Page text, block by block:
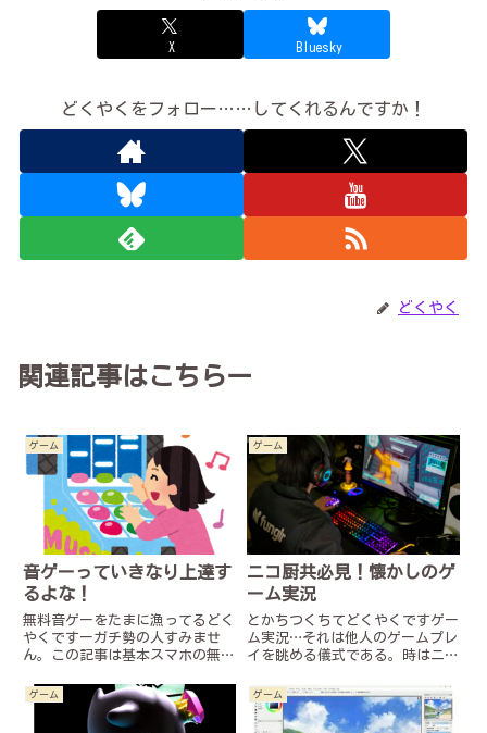
X Bluesky
どくやくをフォロー……してくれるんですか！
どくやく
関連記事はこちらー
ゲーム
音ゲーっていきなり上達す
るよな！
無料音ゲーをたまに漁ってるどく
やくですーガチ勢の人すみませ
ん。この記事は基本スマホの無料
が、個人的に思ったことを好き勝
手に喋る戯言記事です。為になる
こととか学べることとかはなんに
ゲーム
ニコ厨共必見！懐かしのゲ
ーム実況
とかちつくちてどくやくですゲー
ム実況…それは他人のゲームプレ
イを眺める儀式である。時はニコ
ってその儀式は行われていた…や
がて儀式は作風、テンポ感、内容
が変化していき、先代のゲーム実
ゲーム ゲーム